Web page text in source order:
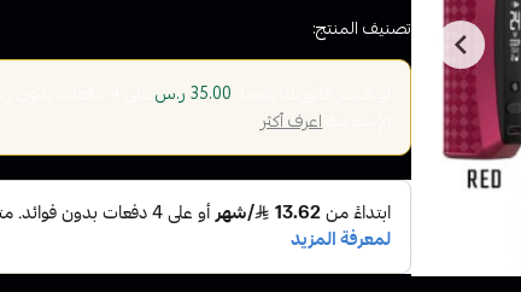
تصنيف المنتج:
35.00 ر.س على
الإسلاميةاعرف أكثر